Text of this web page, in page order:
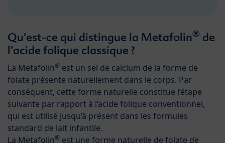
Qu’est-ce qui distingue la Metafolin® de
l’acide folique classique ?
La Metafolin® est un sel de calcium de la forme de
folate présente naturellement dans le corps. Par
conséquent, cette forme naturelle constitue l’étape
suivante par rapport à l’acide folique conventionnel,
qui est utilisé jusqu’à présent dans les formules
standard de lait infantile.
La Metafolin® est une forme naturelle de folate de